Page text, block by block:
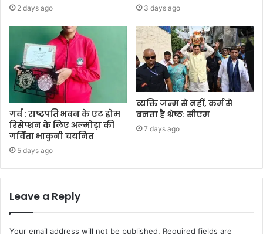
2 days ago 3 days ago
गर्व : राष्ट्रपति भवन के एट होम
रिसेप्शन के लिए अल्मोड़ा की
गर्विता भाकुनी चयनित
5 days ago
व्यक्ति जन्म से नहीं, कर्म से
बनता है श्रेष्ठ: सीएम
7 days ago
Leave a Reply
Your email address will not be published. Required fields are